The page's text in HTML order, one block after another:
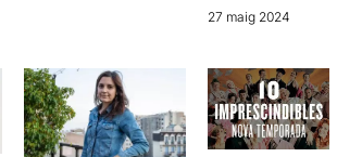
27 maig 2024